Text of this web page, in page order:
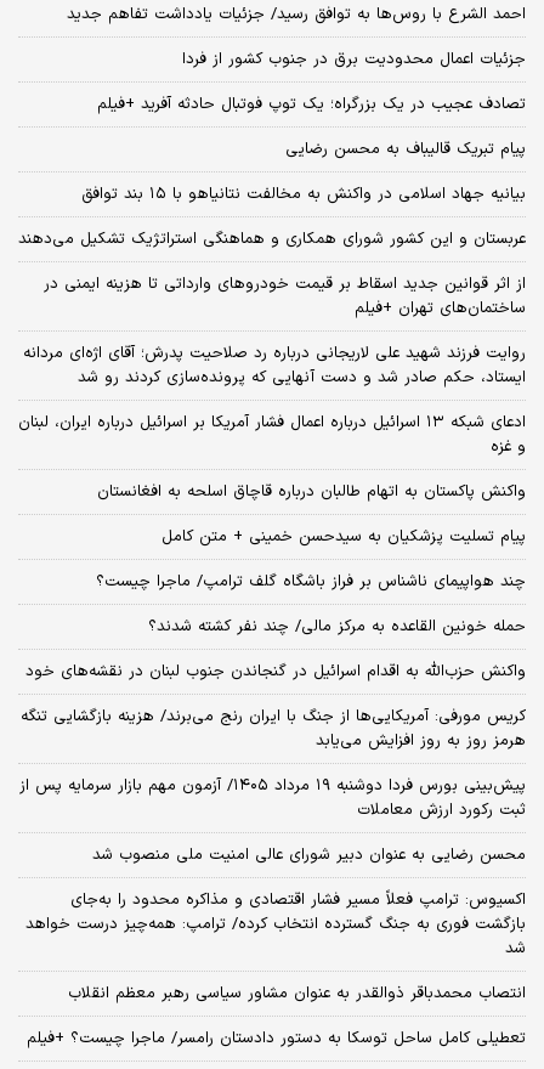
احمد الشرع با روس‌ها به توافق رسید/ جزئیات یادداشت تفاهم جدید
جزئیات اعمال محدودیت برق در جنوب کشور از فردا
تصادف عجیب در یک بزرگراه؛ یک توپ فوتبال حادثه‌ آفرید +فیلم
پیام تبریک قالیباف به محسن رضایی
بیانیه جهاد اسلامی در واکنش به مخالفت نتانیاهو با ۱۵ بند توافق
عربستان و این کشور شورای همکاری و هماهنگی استراتژیک تشکیل می‌دهند
از اثر قوانین جدید اسقاط بر قیمت خودروهای وارداتی تا هزینه ایمنی در
ساختمان‌های تهران +فیلم
روایت فرزند شهید علی لاریجانی درباره رد صلاحیت پدرش؛ آقای اژه‌ای مردانه
ایستاد، حکم صادر شد و دست آنهایی که پرونده‌سازی کردند رو شد
ادعای شبکه ۱۳ اسرائیل درباره اعمال فشار آمریکا بر اسرائیل درباره ایران، لبنان
و غزه
واکنش پاکستان به اتهام طالبان درباره قاچاق اسلحه به افغانستان
پیام تسلیت پزشکیان به سیدحسن خمینی + متن کامل
چند هواپیمای ناشناس بر فراز باشگاه گلف ترامپ/ ماجرا چیست؟
حمله خونین القاعده به مرکز مالی/ چند نفر کشته شدند؟
واکنش حزب‌الله به اقدام اسرائیل در گنجاندن جنوب لبنان در نقشه‌های خود
کریس مورفی: آمریکایی‌ها از جنگ با ایران رنج می‌برند/ هزینه بازگشایی تنگه
هرمز روز به روز افزایش می‌یابد
​پیش‌بینی بورس فردا دوشنبه ۱۹ مرداد ۱۴۰۵/ آزمون مهم بازار سرمایه پس از
ثبت رکورد ارزش معاملات
محسن رضایی به عنوان دبیر شورای عالی امنیت ملی منصوب شد
اکسیوس: ترامپ فعلاً مسیر فشار اقتصادی و مذاکره محدود را به‌جای
بازگشت فوری به جنگ گسترده انتخاب کرده/ ترامپ: همه‌چیز درست خواهد
شد
انتصاب محمدباقر ذوالقدر به عنوان مشاور سیاسی رهبر معظم انقلاب
تعطیلی کامل ساحل توسکا به دستور دادستان رامسر/ ماجرا چیست؟ +فیلم